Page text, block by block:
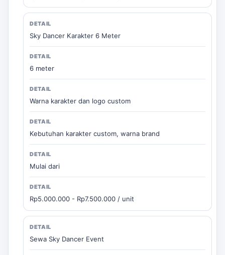
Sky Dancer Karakter 6 Meter
6 meter
Warna karakter dan logo custom
Kebutuhan karakter custom, warna brand
Mulai dari
Rp5.000.000 - Rp7.500.000 / unit
Sewa Sky Dancer Event